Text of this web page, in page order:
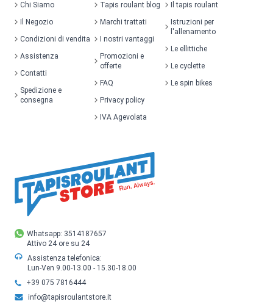
Whatsapp: 3514187657
Attivo 24 ore su 24
Assistenza telefonica:
Lun-Ven 9.00-13.00 - 15.30-18.00
+39 075 7816444
info@tapisroulantstore.it
Chi Siamo
Il Negozio
Condizioni di vendita
Assistenza
Contatti
Spedizione e
consegna
Tapis roulant blog
Marchi trattati
I nostri vantaggi
Promozioni e
offerte
FAQ
Privacy policy
IVA Agevolata
Il tapis roulant
Istruzioni per
l'allenamento
Le ellittiche
Le cyclette
Le spin bikes